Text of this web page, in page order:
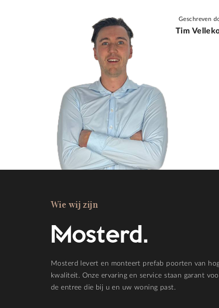
Geschreven
Tim
Wie wij zijn
Mosterd levert en monteert prefab poorten van
kwaliteit. Onze ervaring en service staan garant
de entree die bij u en uw woning past.